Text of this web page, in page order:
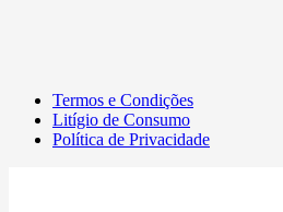
Termos e Condições
Litígio de Consumo
Política de Privacidade